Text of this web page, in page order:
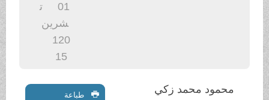
شرين
120
محمود محمد زكي طباعة